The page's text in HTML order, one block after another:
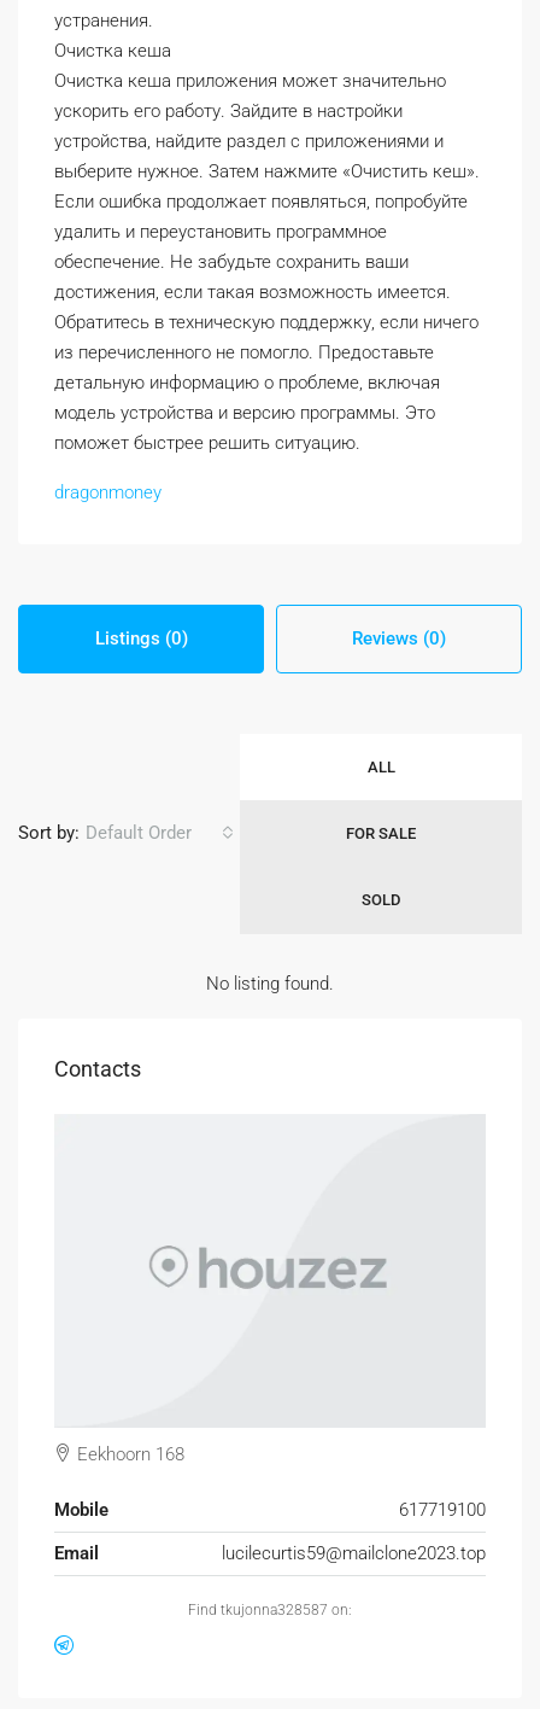
устранения.
Очистка кеша
Очистка кеша приложения может значительно
ускорить его работу. Зайдите в настройки
устройства, найдите раздел с приложениями и
выберите нужное. Затем нажмите «Очистить кеш».
Если ошибка продолжает появляться, попробуйте
удалить и переустановить программное
обеспечение. Не забудьте сохранить ваши
достижения, если такая возможность имеется.
Обратитесь в техническую поддержку, если ничего
из перечисленного не помогло. Предоставьте
детальную информацию о проблеме, включая
модель устройства и версию программы. Это
поможет быстрее решить ситуацию.
dragonmoney
Listings (0) Reviews (0)
ALL
FOR SALE
SOLD
Sort by: Default Order
No listing found.
Contacts
Eekhoorn 168
Mobile
617719100
Email
lucilecurtis59@mailclone2023.top
Find tkujonna328587 on: